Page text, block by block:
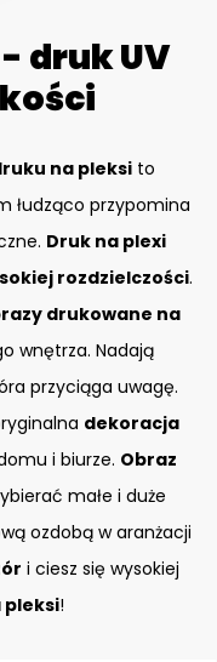
druk UV
na pleksito
łudząco przypomina
Druk na plexi
rozdzielczości.
drukowane na
wnętrza. Nadają
przyciąga uwagę.
dekoracja
i biurze. Obraz
małe i duże
ozdobą w aranżacji
i ciesz się wysokiej
pleksi!